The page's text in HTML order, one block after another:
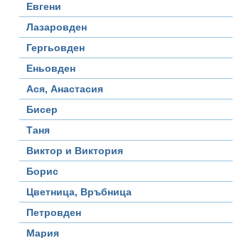
Евгени
Лазаровден
Гергьовден
Еньовден
Ася, Анастасия
Бисер
Таня
Виктор и Виктория
Борис
Цветница, Връбница
Петровден
Мария